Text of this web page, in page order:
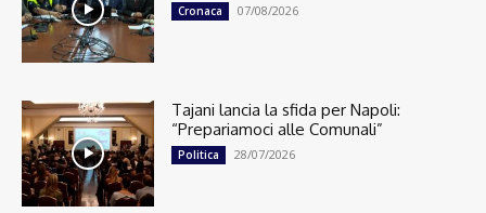
Cronaca 07/08/2026
Tajani lancia la sfida per Napoli:
“Prepariamoci alle Comunali”
Politica 28/07/2026